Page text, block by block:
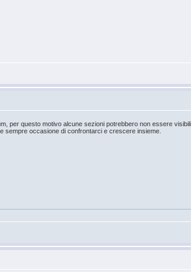
per questo motivo alcune sezioni potrebbero non essere
sempre occasione di confrontarci e crescere insieme.